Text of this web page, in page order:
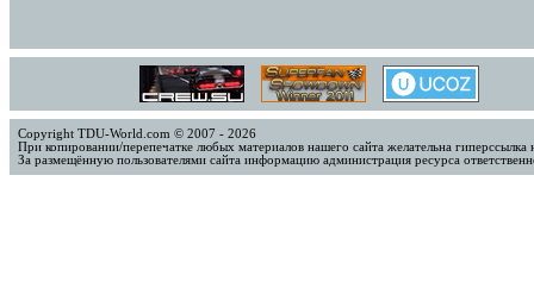
Copyright TDU-World.com © 2007 - 2026
При копировании/перепечатке любых материалов нашего сайта желательна
За размещённую пользователями сайта информацию администрация ресурса